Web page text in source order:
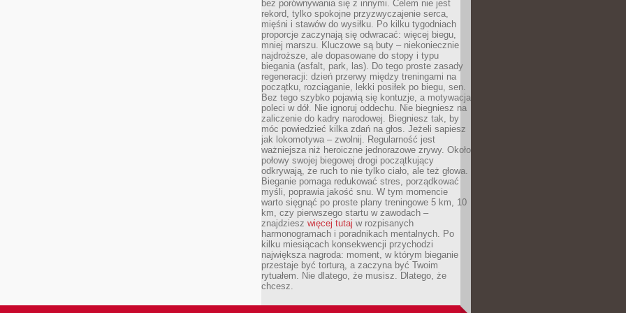
bez porównywania się z innymi. Celem nie jest
rekord, tylko spokojne przyzwyczajenie serca,
mięśni i stawów do wysiłku. Po kilku tygodniach
proporcje zaczynają się odwracać: więcej biegu,
mniej marszu. Kluczowe są buty – niekoniecznie
najdroższe, ale dopasowane do stopy i typu
biegania (asfalt, park, las). Do tego proste zasady
regeneracji: dzień przerwy między treningami na
początku, rozciąganie, lekki posiłek po biegu, sen.
Bez tego szybko pojawią się kontuzje, a motywacja
poleci w dół. Nie ignoruj oddechu. Nie biegniesz na
zaliczenie do kadry narodowej. Biegniesz tak, by
móc powiedzieć kilka zdań na głos. Jeżeli sapiesz
jak lokomotywa – zwolnij. Regularność jest
ważniejsza niż heroiczne jednorazowe zrywy. Około
połowy swojej biegowej drogi początkujący
odkrywają, że ruch to nie tylko ciało, ale też głowa.
Bieganie pomaga redukować stres, porządkować
myśli, poprawia jakość snu. W tym momencie
warto sięgnąć po proste plany treningowe 5 km, 10
km, czy pierwszego startu w zawodach –
znajdziesz więcej tutaj w rozpisanych
harmonogramach i poradnikach mentalnych. Po
kilku miesiącach konsekwencji przychodzi
największa nagroda: moment, w którym bieganie
przestaje być torturą, a zaczyna być Twoim
rytuałem. Nie dlatego, że musisz. Dlatego, że
chcesz.